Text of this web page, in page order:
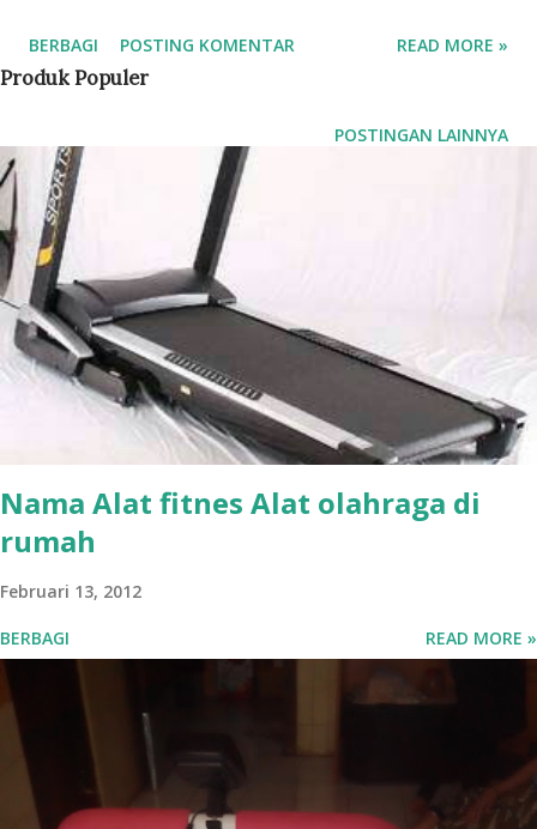
menunjukkan data seperti waktu, jarak, kalori, dan detak
jantung. Sepeda ini memiliki desain kompak dan dapat
di rumah dengan berbagai tingkat intensitas latihan.
Spesifikasi : - MONITOR : LCD LED - RANGKA : IRON PIPE
- MAX BERAT : 100 Kg - DIMANSI PRODUK : 78 x 42 x 104
Cm - DIMENSI KEMASAN : 114 x 21 x 37 Cm - NW/GW(Kgs)
: 18/21 Kg - FUNGSI : BERSEPEDA DAN TALI RESITEN -
WARNA : HITAM & ORANGE Melayani: Ongkir terjangkau
dan Instalasi JABODETABEK dan SURABAYA dengan
menggunakan kurir toko S&K berlaku Dapat dikirim ke
seluruh Indonesia menggunakan cargo atau ekspedisi
Informasi dan pemesanan bisa langsung mengunjungi
offline store atau showroom ka...
BERBAGI POSTING KOMENTAR READ MORE »
POSTINGAN LAINNYA
Produk Populer
Nama Alat fitnes Alat olahraga di
rumah
Februari 13, 2012
BERBAGI READ MORE »